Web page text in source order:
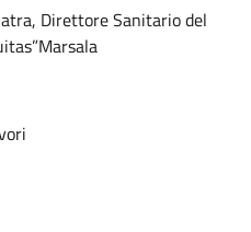
Direttore Sanitario del